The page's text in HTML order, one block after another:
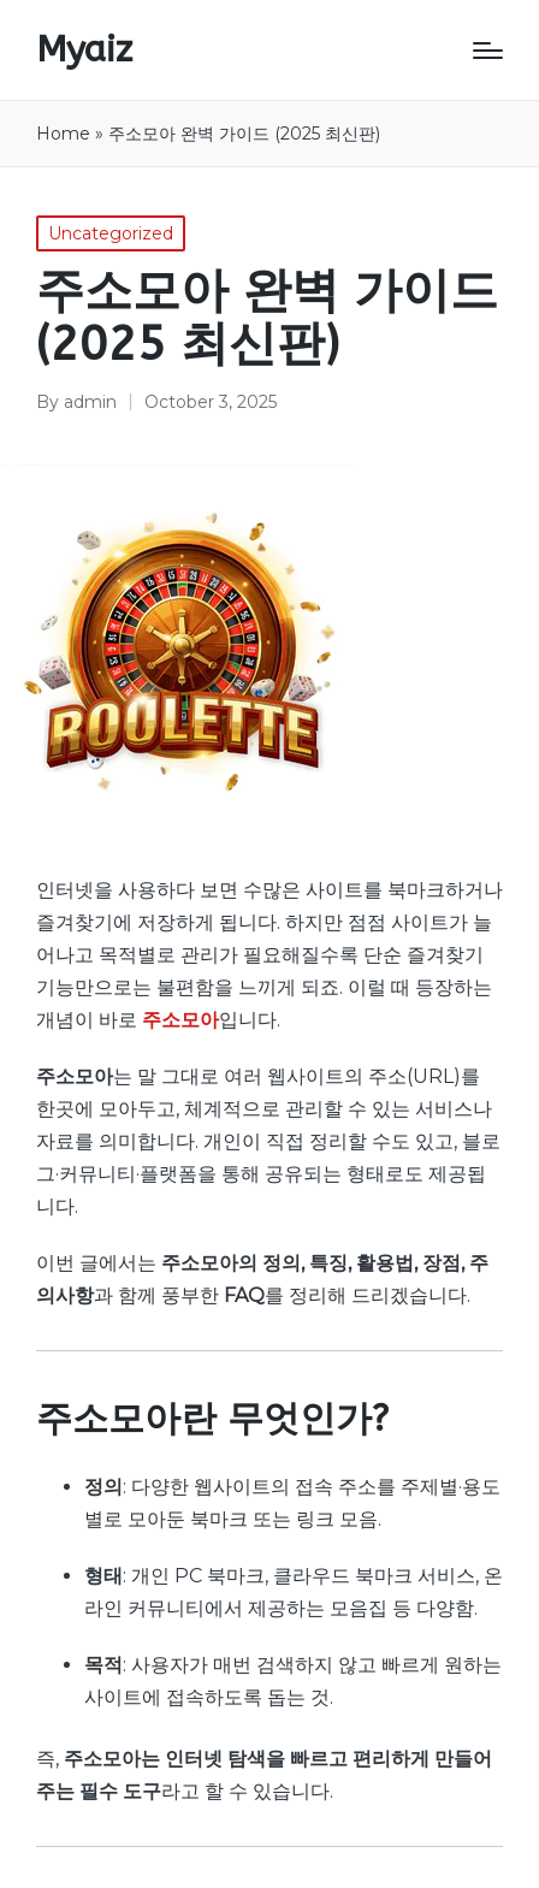
Myaiz
Home » 주소모아 완벽 가이드 (2025 최신판)
Posted
in
Uncategorized
주소모아 완벽 가이드
(2025 최신판)
Posted
By admin October 3, 2025
인터넷을 사용하다 보면 수많은 사이트를 북마크하거나
즐겨찾기에 저장하게 됩니다. 하지만 점점 사이트가 늘
어나고 목적별로 관리가 필요해질수록 단순 즐겨찾기
기능만으로는 불편함을 느끼게 되죠. 이럴 때 등장하는
개념이 바로 주소모아입니다.
주소모아는 말 그대로 여러 웹사이트의 주소(URL)를
한곳에 모아두고, 체계적으로 관리할 수 있는 서비스나
자료를 의미합니다. 개인이 직접 정리할 수도 있고, 블로
그·커뮤니티·플랫폼을 통해 공유되는 형태로도 제공됩
니다.
이번 글에서는 주소모아의 정의, 특징, 활용법, 장점, 주
의사항과 함께 풍부한 FAQ를 정리해 드리겠습니다.
주소모아란 무엇인가?
정의: 다양한 웹사이트의 접속 주소를 주제별·용도
별로 모아둔 북마크 또는 링크 모음.
형태: 개인 PC 북마크, 클라우드 북마크 서비스, 온
라인 커뮤니티에서 제공하는 모음집 등 다양함.
목적: 사용자가 매번 검색하지 않고 빠르게 원하는
사이트에 접속하도록 돕는 것.
즉, 주소모아는 인터넷 탐색을 빠르고 편리하게 만들어
주는 필수 도구라고 할 수 있습니다.